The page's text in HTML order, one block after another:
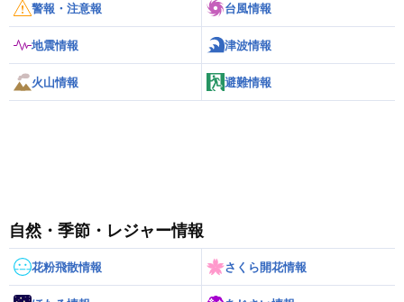
警報・注意報 台風情報
地震情報 津波情報
火山情報 避難情報
自然・季節・レジャー情報
花粉飛散情報 さくら開花情報